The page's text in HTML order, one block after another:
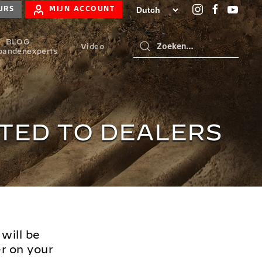
MIJN ACCOUNT
BLOG
Video
TO DEALERS
be
on your